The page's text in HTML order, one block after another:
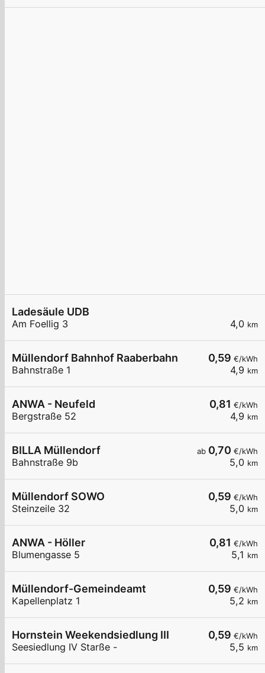
4,0 km
Ladesäule UDB
Am Foellig 3
0,59 €/kWh
4,9 km
Müllendorf Bahnhof Raaberbahn
Bahnstraße 1
0,81 €/kWh
4,9 km
ANWA - Neufeld
Bergstraße 52
ab 0,70 €/kWh
5,0 km
BILLA Müllendorf
Bahnstraße 9b
0,59 €/kWh
5,0 km
Müllendorf SOWO
Steinzeile 32
0,81 €/kWh
5,1 km
ANWA - Höller
Blumengasse 5
0,59 €/kWh
5,2 km
Müllendorf-Gemeindeamt
Kapellenplatz 1
0,59 €/kWh
5,5 km
Hornstein Weekendsiedlung III
Seesiedlung IV Starße -